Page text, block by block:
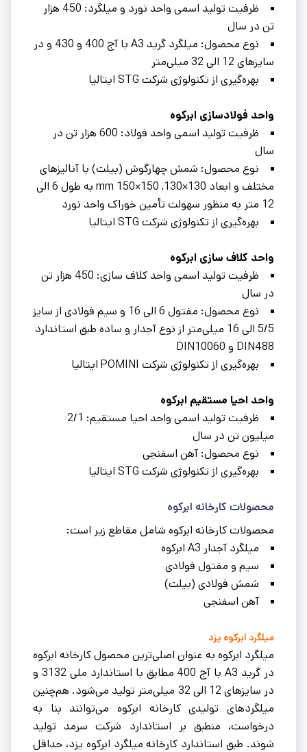
ظرفیت توليد اسمی واحد نورد و میلگرد: 450 هزار
تن در سال
نوع محصول: میلگرد گرید A3 با آج 400 و 430 و در
سایزهای 12 الی 32 میلی‌متر
بهره‌گیری از تکنولوژی شرکت STG ایتالیا
واحد فولادسازی ابرکوه
ظرفیت توليد اسمی واحد فولاد: 600 هزار تن در
سال
نوع محصول: شمش چهارگوش (بیلت) با آنالیزهای
مختلف و ابعاد 130×130, 150×150 mm به طول 6 الی
12 متر به منظور سهولت تأمین خوراک واحد نورد
بهره‌گیری از تکنولوژی شرکت STG ایتالیا
واحد کلاف سازی ابرکوه
ظرفیت توليد اسمی واحد کلاف سازی: 450 هزار تن
در سال
نوع محصول: مفتول 6 الی 16 و سیم فولادی از سایز
5/5 الی 16 میلی‌متر از نوع آجدار و ساده طبق استاندارد
DIN488 و DIN10060
بهره‌گیری از تکنولوژی شرکت POMINI ایتالیا
واحد احیا مستقیم ابرکوه
ظرفیت تولید اسمی واحد احیا مستقیم: 2/1
میلیون تن در سال
نوع محصول: آهن اسفنجی
بهره‌گیری از تکنولوژی شرکت STG ایتالیا
محصولات کارخانه ابرکوه
محصولات کارخانه ابرکوه شامل مقاطع زیر است:
میلگرد آجدار A3 ابرکوه
سیم و مفتول فولادی
شمش فولادی (بیلت)
آهن اسفنجی
میلگرد ابرکوه یزد
میلگرد ابرکوه به عنوان اصلی‌ترین محصول کارخانه ابرکوه
در گرید A3 با آج 400 مطابق با استاندارد ملی 3132 و
در سایزهای 12 الی 32 میلی‌متر تولید می‌شود. هم‌چنین
میلگردهای تولیدی کارخانه ابرکوه می‌توانند بنا به
درخواست، منطبق بر استاندارد شرکت سرمد تولید
شوند. طبق استاندارد کارخانه میلگرد ابرکوه یزد، حداقل